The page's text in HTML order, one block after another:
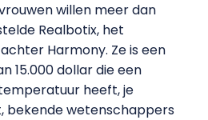
willen meer dan
Realbotix, het
Harmony. Ze is een
15.000 dollar die een
heeft, je
bekende wetenschappers